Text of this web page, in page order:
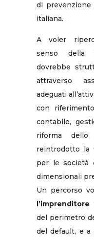
di prevenzione
italiana.
A voler
senso della
dovrebbe
attraverso
adeguati
con
contabile,
riforma
reintrodotto la
per le società
dimensionali
Un percorso
l’imprenditore
del perimetro
del default, e